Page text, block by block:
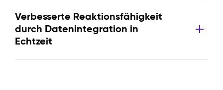
Verbesserte Reaktionsfähigkeit
durch Datenintegration in
Echtzeit